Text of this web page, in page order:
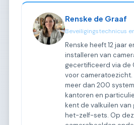
Renske de Graaf
Beveiligingstechnicus
Renske heeft 12 jaar
installeren van
gecertificeerd via de
voor
meer dan 200
kantoren en
kent de valkuilen
het-zelf-sets. Op